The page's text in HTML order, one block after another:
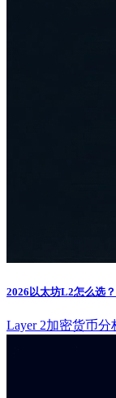
2026以太坊L2怎么选
Layer 2加密货币分